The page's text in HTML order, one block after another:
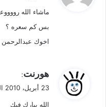
ل
ماشاء الله
بس كم سعره ؟
اخوك عبدالرحمن
ي
ق
هورنت:
23 أبريل، 2010 الساعة 6:49 م
الله يبارك فيك